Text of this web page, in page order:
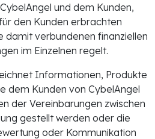
und dem Kunden,
den Kunden erbrachten
damit verbundenen finanziellen
im Einzelnen regelt.
Informationen, Produkte
dem Kunden von CybelAngel
der Vereinbarungen zwischen
gestellt werden oder die
oder Kommunikation